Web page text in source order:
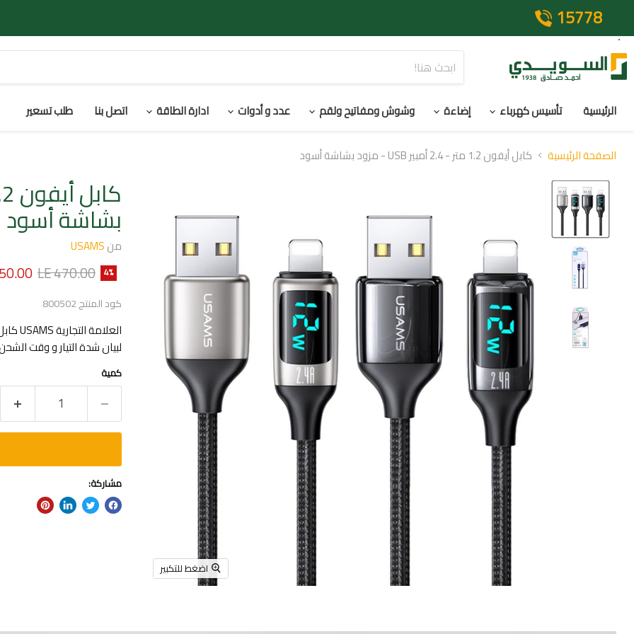
15778
الرئيسية تأسيس كهرباء إضاءة وشوش ومفاتيح ولقم عدد و أدوات ادارة الطاقة اتصل بنا طلب تسعير
الصفحة الرئيسية كابل أيفون 1.2 متر - 2.4 أمبير USB - مزود بشاشة أسود
اضغط للتكبير
بشاشة أسود
منUSAMS
4% السعر الأصلي
LE 470.00السعر
كود المنتج800502
لبيان شدة التيار و وقت الشحن قدرة 2.4 أمبير نهايات مصنوعة من
كمية
مشاركة: